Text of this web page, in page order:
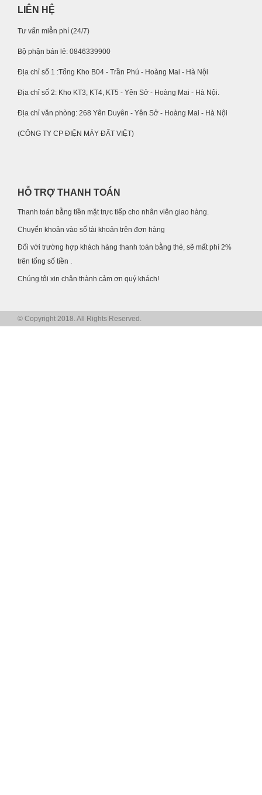
LIÊN HỆ
Tư vấn miễn phí (24/7)
Bộ phận bán lẻ: 0846339900
Địa chỉ số 1 :Tổng Kho B04 - Trần Phú - Hoàng Mai - Hà Nội
Địa chỉ số 2: Kho KT3, KT4, KT5 - Yên Sở - Hoàng Mai - Hà Nội.
Địa chỉ văn phòng: 268 Yên Duyên - Yên Sở - Hoàng Mai - Hà Nội
(CÔNG TY CP ĐIỆN MÁY ĐẤT VIỆT)
HỖ TRỢ THANH TOÁN
Thanh toán bằng tiền mặt trực tiếp cho nhân viên giao hàng.
Chuyển khoản vào số tài khoản trên đơn hàng
Đối với trường hợp khách hàng thanh toán bằng thẻ, sẽ mất phí 2%
trên tổng số tiền .
Chúng tôi xin chân thành cảm ơn quý khách!
© Copyright 2018. All Rights Reserved.